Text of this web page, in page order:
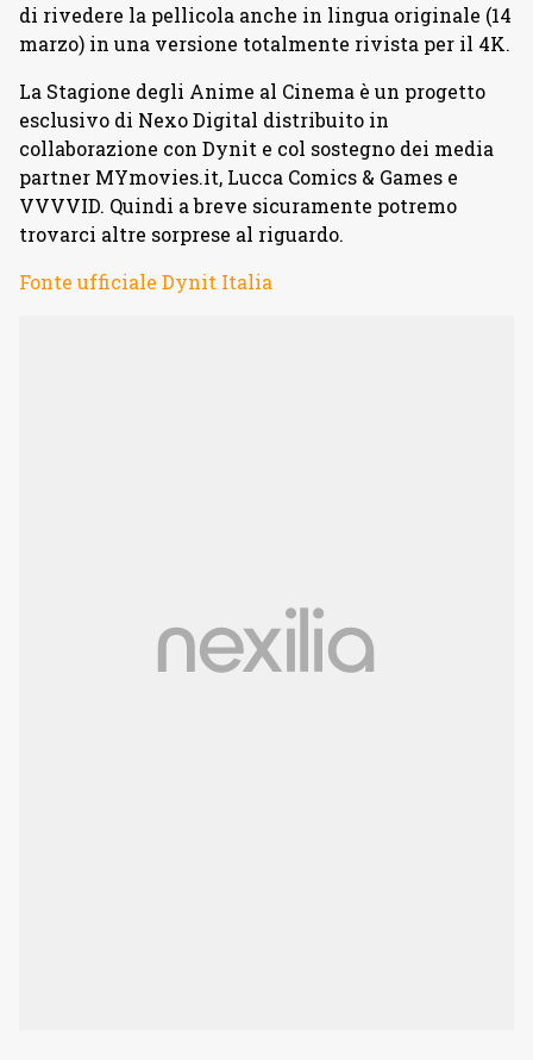
di rivedere la pellicola anche in lingua originale (14
marzo) in una versione totalmente rivista per il 4K.
La Stagione degli Anime al Cinema è un progetto
esclusivo di Nexo Digital distribuito in
collaborazione con Dynit e col sostegno dei media
partner MYmovies.it, Lucca Comics & Games e
VVVVID. Quindi a breve sicuramente potremo
trovarci altre sorprese al riguardo.
Fonte ufficiale Dynit Italia